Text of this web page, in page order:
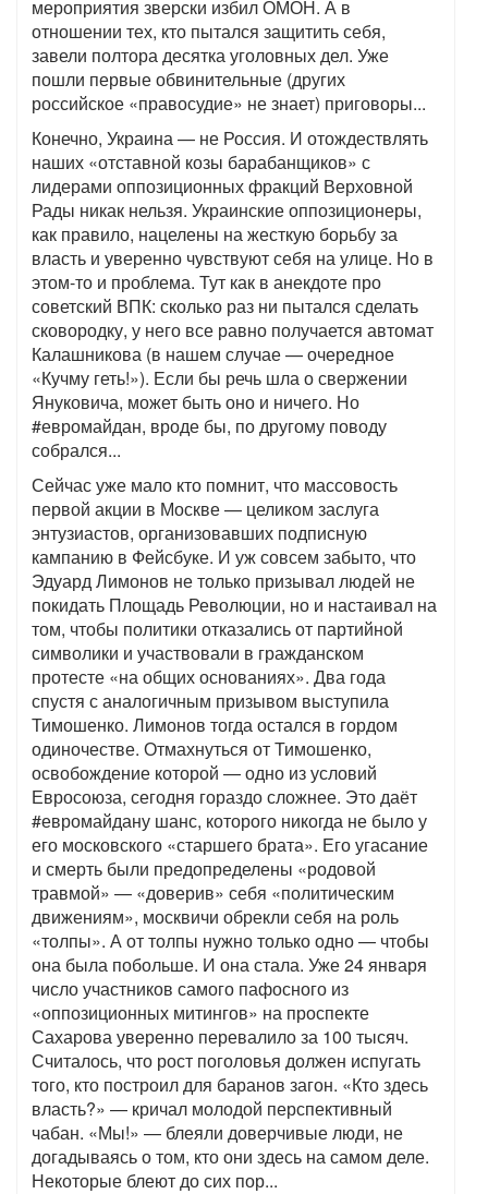
мероприятия зверски избил ОМОН. А в
отношении тех, кто пытался защитить себя,
завели полтора десятка уголовных дел. Уже
пошли первые обвинительные (других
российское «правосудие» не знает) приговоры...
Конечно, Украина — не Россия. И отождествлять
наших «отставной козы барабанщиков» с
лидерами оппозиционных фракций Верховной
Рады никак нельзя. Украинские оппозиционеры,
как правило, нацелены на жесткую борьбу за
власть и уверенно чувствуют себя на улице. Но в
этом-то и проблема. Тут как в анекдоте про
советский ВПК: сколько раз ни пытался сделать
сковородку, у него все равно получается автомат
Калашникова (в нашем случае — очередное
«Кучму геть!»). Если бы речь шла о свержении
Януковича, может быть оно и ничего. Но
#евромайдан, вроде бы, по другому поводу
собрался...
Сейчас уже мало кто помнит, что массовость
первой акции в Москве — целиком заслуга
энтузиастов, организовавших подписную
кампанию в Фейсбуке. И уж совсем забыто, что
Эдуард Лимонов не только призывал людей не
покидать Площадь Революции, но и настаивал на
том, чтобы политики отказались от партийной
символики и участвовали в гражданском
протесте «на общих основаниях». Два года
спустя с аналогичным призывом выступила
Тимошенко. Лимонов тогда остался в гордом
одиночестве. Отмахнуться от Тимошенко,
освобождение которой — одно из условий
Евросоюза, сегодня гораздо сложнее. Это даёт
#евромайдану шанс, которого никогда не было у
его московского «старшего брата». Его угасание
и смерть были предопределены «родовой
травмой» — «доверив» себя «политическим
движениям», москвичи обрекли себя на роль
«толпы». А от толпы нужно только одно — чтобы
она была побольше. И она стала. Уже 24 января
число участников самого пафосного из
«оппозиционных митингов» на проспекте
Сахарова уверенно перевалило за 100 тысяч.
Считалось, что рост поголовья должен испугать
того, кто построил для баранов загон. «Кто здесь
власть?» — кричал молодой перспективный
чабан. «Мы!» — блеяли доверчивые люди, не
догадываясь о том, кто они здесь на самом деле.
Некоторые блеют до сих пор...